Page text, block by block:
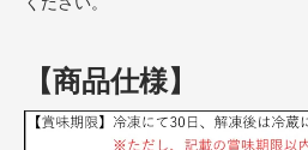
【商品仕様】